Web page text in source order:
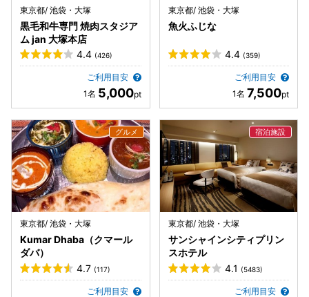
東京都/ 池袋・大塚
黒毛和牛専門 焼肉スタジア
ム jan 大塚本店
4.4 (426)
ご利用目安
5,000
東京都/ 池袋・大塚
魚火ふじな
4.4 (359)
ご利用目安
7,500
東京都/ 池袋・大塚
Kumar Dhaba（クマール
ダバ）
4.7 (117)
ご利用目安
東京都/ 池袋・大塚
サンシャインシティプリン
スホテル
4.1 (5483)
ご利用目安